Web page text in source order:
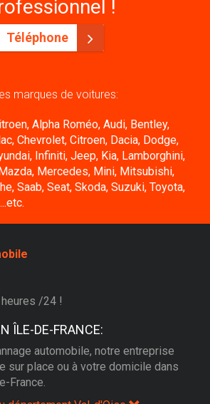
!
Téléphone
marques de voitures:
Alpha Roméo, Audi, Bentley,
Chevrolet, Citroen, Dacia, Dodge,
Infiniti, Jeep, Kia, Lamborghini,
Mercedes, Mini, Mitsubishi,
Saab, Seat, Skoda, Suzuki, Toyota,
/24 !
ÎLE-DE-FRANCE:
automobile, notre entreprise
sur place ou à votre domicile dans
France.